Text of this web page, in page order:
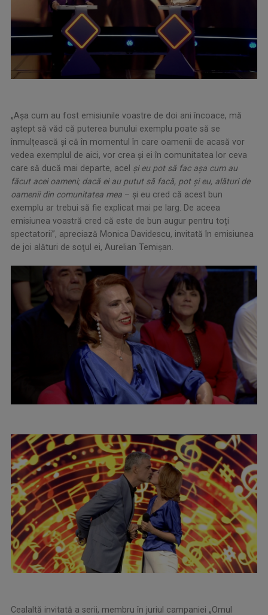
„Așa cum au fost emisiunile voastre de doi ani încoace, mă
aștept să văd că puterea bunului exemplu poate să se
înmulțească și că în momentul în care oamenii de acasă vor
vedea exemplul de aici, vor crea și ei în comunitatea lor ceva
care să ducă mai departe, acel și eu pot să fac așa cum au
făcut acei oameni; dacă ei au putut să facă, pot și eu, alături de
oamenii din comunitatea mea – și eu cred că acest bun
exemplu ar trebui să fie explicat mai pe larg. De aceea
emisiunea voastră cred că este de bun augur pentru toți
spectatorii”, apreciază Monica Davidescu, invitată în emisiunea
de joi alături de soţul ei, Aurelian Temişan.
Cealaltă invitată a serii, membru în juriul campaniei „Omul